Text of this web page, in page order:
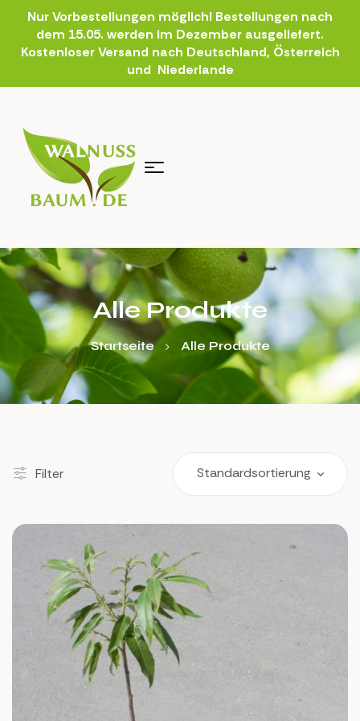
Nur Vorbestellungen möglich! Bestellungen nach
dem 15.05. werden im Dezember ausgeliefert.
Kostenloser Versand nach Deutschland, Österreich
und Niederlande
Alle Produkte
Startseite Alle Produkte
Filter